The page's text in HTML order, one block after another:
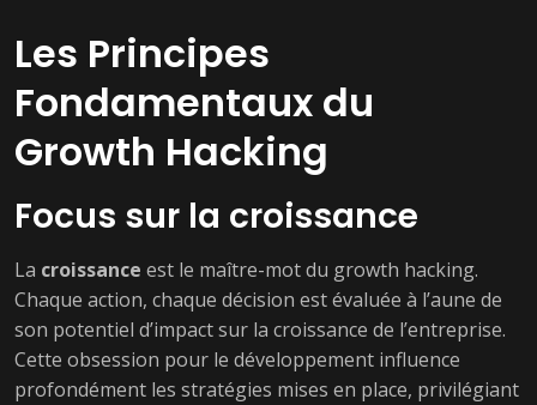
Les Principes
Fondamentaux du
Growth Hacking
Focus sur la croissance
La croissance est le maître-mot du growth hacking.
Chaque action, chaque décision est évaluée à l’aune de
son potentiel d’impact sur la croissance de l’entreprise.
Cette obsession pour le développement influence
profondément les stratégies mises en place, privilégiant